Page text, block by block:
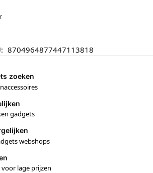
8704964877447113818
zoeken
gadgets
webshops
lage prijzen